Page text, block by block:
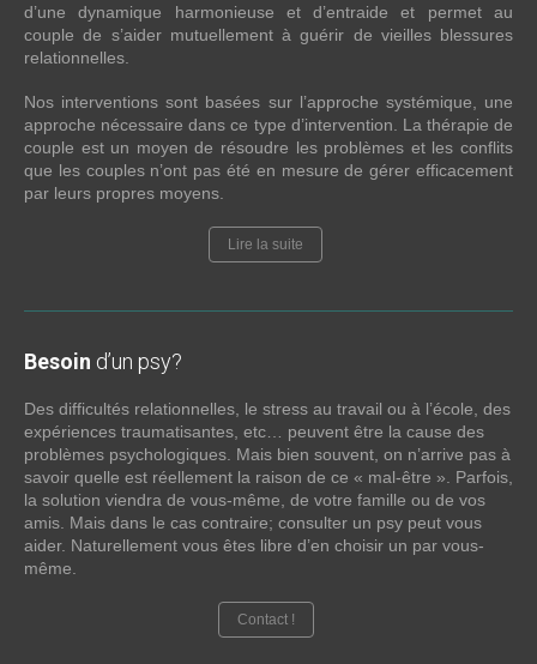
d’une dynamique harmonieuse et d’entraide et permet au
couple de s’aider mutuellement à guérir de vieilles blessures
relationnelles.
Nos interventions sont basées sur l’approche systémique, une
approche nécessaire dans ce type d’intervention. La thérapie de
couple est un moyen de résoudre les problèmes et les conflits
que les couples n’ont pas été en mesure de gérer efficacement
par leurs propres moyens.
Lire la suite
Besoin d’un psy?
Des difficultés relationnelles, le stress au travail ou à l’école, des
expériences traumatisantes, etc… peuvent être la cause des
problèmes psychologiques. Mais bien souvent, on n’arrive pas à
savoir quelle est réellement la raison de ce « mal-être ». Parfois,
la solution viendra de vous-même, de votre famille ou de vos
amis. Mais dans le cas contraire; consulter un psy peut vous
aider. Naturellement vous êtes libre d’en choisir un par vous-
même.
Contact !